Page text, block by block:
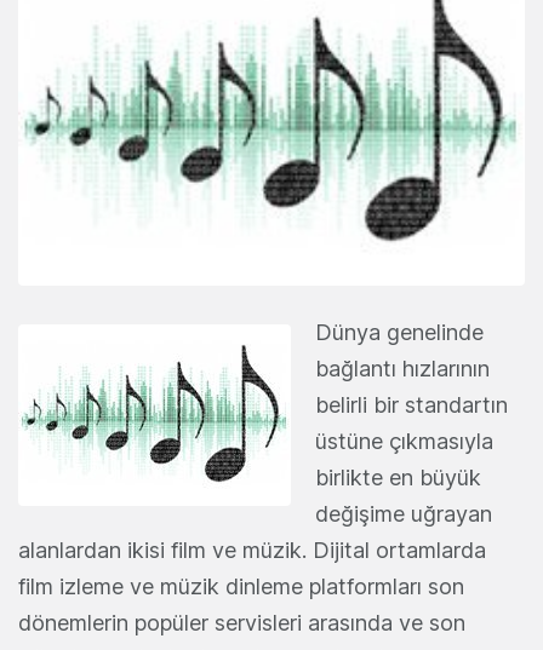
Dünya genelinde
bağlantı hızlarının
belirli bir standartın
üstüne çıkmasıyla
birlikte en büyük
değişime uğrayan
alanlardan ikisi film ve müzik. Dijital ortamlarda
film izleme ve müzik dinleme platformları son
dönemlerin popüler servisleri arasında ve son